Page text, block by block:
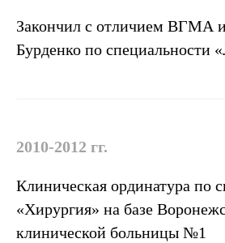
Закончил с отличием ВГМА
Бурденко по специальности
2010-2012 гг.
Клиническая ординатура по
«Хирургия» на базе
клинической больницы №1